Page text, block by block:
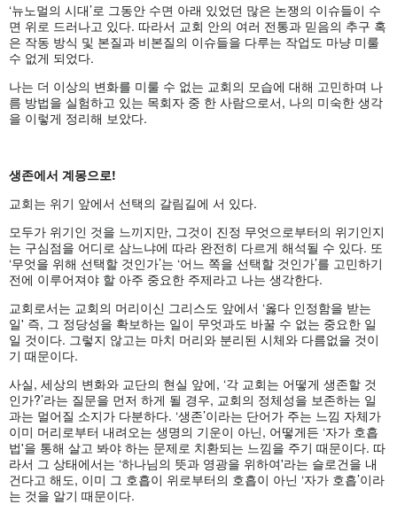
‘뉴노멀의 시대’로 그동안 수면 아래 있었던 많은 논쟁의 이슈들이 수
면 위로 드러나고 있다. 따라서 교회 안의 여러 전통과 믿음의 추구 혹
은 작동 방식 및 본질과 비본질의 이슈들을 다루는 작업도 마냥 미룰
수 없게 되었다.
나는 더 이상의 변화를 미룰 수 없는 교회의 모습에 대해 고민하며 나
름 방법을 실험하고 있는 목회자 중 한 사람으로서, 나의 미숙한 생각
을 이렇게 정리해 보았다.
생존에서 계몽으로!
교회는 위기 앞에서 선택의 갈림길에 서 있다.
모두가 위기인 것을 느끼지만, 그것이 진정 무엇으로부터의 위기인지
는 구심점을 어디로 삼느냐에 따라 완전히 다르게 해석될 수 있다. 또
‘무엇을 위해 선택할 것인가’는 ‘어느 쪽을 선택할 것인가’를 고민하기
전에 이루어져야 할 아주 중요한 주제라고 나는 생각한다.
교회로서는 교회의 머리이신 그리스도 앞에서 ‘옳다 인정함을 받는
일' 즉, 그 정당성을 확보하는 일이 무엇과도 바꿀 수 없는 중요한 일
일 것이다. 그렇지 않고는 마치 머리와 분리된 시체와 다름없을 것이
기 때문이다.
사실, 세상의 변화와 교단의 현실 앞에, ‘각 교회는 어떻게 생존할 것
인가?’라는 질문을 먼저 하게 될 경우, 교회의 정체성을 보존하는 일
과는 멀어질 소지가 다분하다. ‘생존’이라는 단어가 주는 느낌 자체가
이미 머리로부터 내려오는 생명의 기운이 아닌, 어떻게든 ‘자가 호흡
법'을 통해 살고 봐야 하는 문제로 치환되는 느낌을 주기 때문이다. 따
라서 그 상태에서는 ‘하나님의 뜻과 영광을 위하여'라는 슬로건을 내
건다고 해도, 이미 그 호흡이 위로부터의 호흡이 아닌 ‘자가 호흡’이라
는 것을 알기 때문이다.